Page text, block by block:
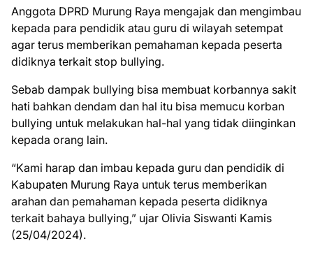
Anggota DPRD Murung Raya mengajak dan mengimbau
kepada para pendidik atau guru di wilayah setempat
agar terus memberikan pemahaman kepada peserta
didiknya terkait stop bullying.
Sebab dampak bullying bisa membuat korbannya sakit
hati bahkan dendam dan hal itu bisa memucu korban
bullying untuk melakukan hal-hal yang tidak diinginkan
kepada orang lain.
“Kami harap dan imbau kepada guru dan pendidik di
Kabupaten Murung Raya untuk terus memberikan
arahan dan pemahaman kepada peserta didiknya
terkait bahaya bullying,” ujar Olivia Siswanti Kamis
(25/04/2024).